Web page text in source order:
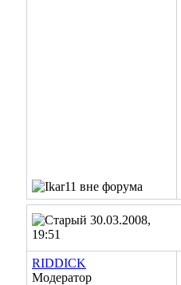
30.03.2008,
19:51
RIDDICK
Модератор